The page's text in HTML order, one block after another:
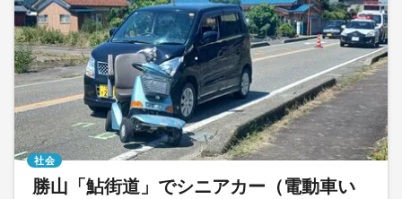
勝山「鮎街道」でシニアカー（電動車い
社会